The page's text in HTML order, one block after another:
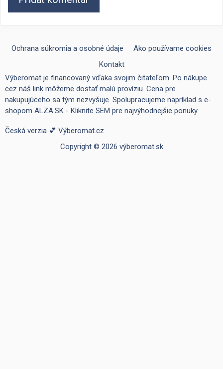
Ochrana súkromia a osobné údaje
Ako používame cookies
Kontakt
Výberomat je financovaný vďaka svojim čitateľom. Po nákupe
cez náš link môžeme dostať malú províziu. Cena pre
nakupujúceho sa tým nezvyšuje. Spolupracujeme napríklad s e-
shopom ALZA.SK - Kliknite SEM pre najvýhodnejšie ponuky.
Česká verzia 💕 Výberomat.cz
Copyright © 2026 výberomat.sk